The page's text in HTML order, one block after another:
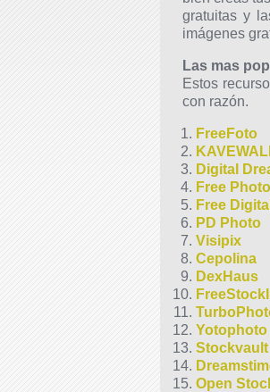
gratuitas y
imágenes
Las mas
Estos
con razón.
FreeFoto
Digital
Free
Free
PD Photo
Visipix
Cepolina
DexHaus
Yotophoto
Stockvault
Open